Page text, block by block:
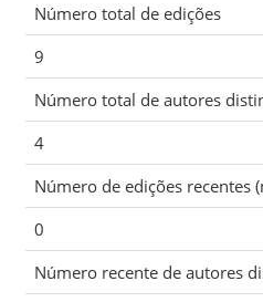
Número total de edições
9
Número total de autores
4
Número de edições recentes
0
Número recente de autores